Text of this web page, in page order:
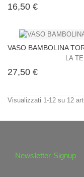
16,50 €Prezzo
VASO BAMBOLINA
LA
27,50 €Prezzo
Visualizzati 1-12 su 12
Newsletter Signup